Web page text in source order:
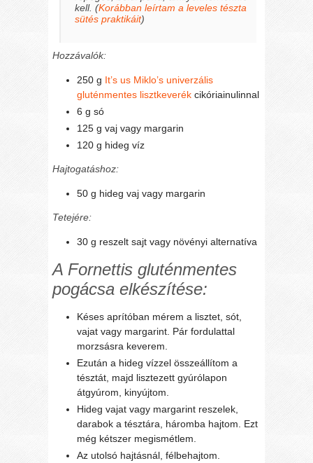
kell.(Korábban leírtam a leveles tészta
sütés praktikáit)
Hozzávalók:
250 g It’s us Miklo’s univerzális
gluténmentes lisztkeverék cikóriainulinnal
6 g só
125 g vaj vagy margarin
120 g hideg víz
Hajtogatáshoz:
50 g hideg vaj vagy margarin
Tetejére:
30 g reszelt sajt vagy növényi alternatíva
A Fornettis gluténmentes
pogácsa elkészítése:
Késes aprítóban mérem a lisztet, sót,
vajat vagy margarint. Pár fordulattal
morzsásra keverem.
Ezután a hideg vízzel összeállítom a
tésztát, majd lisztezett gyúrólapon
átgyúrom, kinyújtom.
Hideg vajat vagy margarint reszelek,
darabok a tésztára, háromba hajtom. Ezt
még kétszer megismétlem.
Az utolsó hajtásnál, félbehajtom.